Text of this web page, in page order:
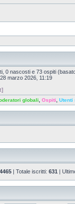
0 nascosti e 73 ospiti
marzo 2026, 11:19
globali Ospiti Utenti
4465 | Totale iscritti: 631 |